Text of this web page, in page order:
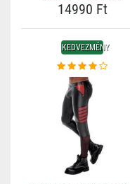
14990 Ft
KEDVEZMÉNY